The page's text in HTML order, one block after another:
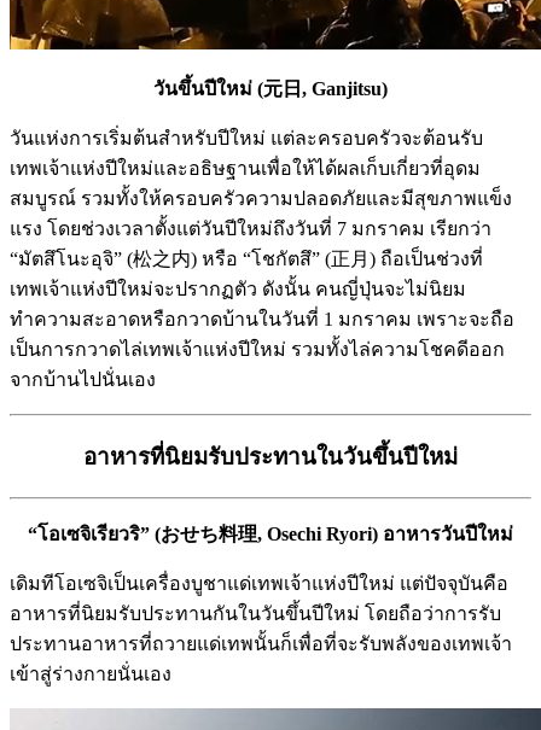
วันขึ้นปีใหม่ (元日, Ganjitsu)
วันแห่งการเริ่มต้นสำหรับปีใหม่ แต่ละครอบครัวจะต้อนรับ
เทพเจ้าแห่งปีใหม่และอธิษฐานเพื่อให้ได้ผลเก็บเกี่ยวที่อุดม
สมบูรณ์ รวมทั้งให้ครอบครัวความปลอดภัยและมีสุขภาพแข็ง
แรง โดยช่วงเวลาตั้งแต่วันปีใหม่ถึงวันที่ 7 มกราคม เรียกว่า
“มัตสึโนะอุจิ” (松之内) หรือ “โชกัตสึ” (正月) ถือเป็นช่วงที่
เทพเจ้าแห่งปีใหม่จะปรากฏตัว ดังนั้น คนญี่ปุ่นจะไม่นิยม
ทำความสะอาดหรือกวาดบ้านในวันที่ 1 มกราคม เพราะจะถือ
เป็นการกวาดไล่เทพเจ้าแห่งปีใหม่ รวมทั้งไล่ความโชคดีออก
จากบ้านไปนั่นเอง
อาหารที่นิยมรับประทานในวันขึ้นปีใหม่
“โอเซจิเรียวริ” (おせち料理, Osechi Ryori) อาหารวันปีใหม่
เดิมทีโอเซจิเป็นเครื่องบูชาแด่เทพเจ้าแห่งปีใหม่ แต่ปัจจุบันคือ
อาหารที่นิยมรับประทานกันในวันขึ้นปีใหม่ โดยถือว่าการรับ
ประทานอาหารที่ถวายแด่เทพนั้นก็เพื่อที่จะรับพลังของเทพเจ้า
เข้าสู่ร่างกายนั่นเอง